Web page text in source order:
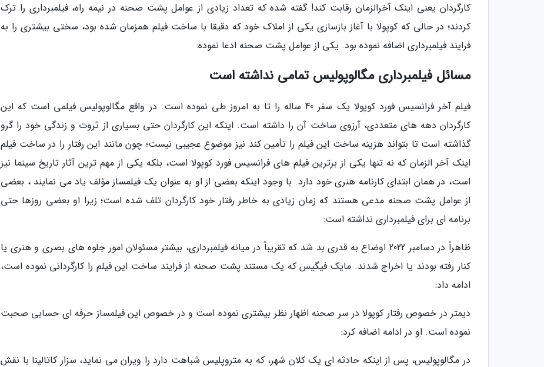
کارگردان یعنی اینک آخرالزمان رقابت کند! گفته شده که تعداد زیادی از عوامل پشت صحنه در نیمه راه، فیلمبرداری را ترک
کردند؛ در حالی که کوپولا با آغاز بازسازی یکی از املاک خود که دقیقا با ساخت فیلم همزمان شده بود، سختی بیشتری را به
فرایند فیلمبرداری اضافه نموده بود. یکی از عوامل پشت صحنه ادعا نموده:
مسائل فیلمبرداری مگالوپولیس تمامی نداشته است
فیلم آخر فرانسیس فورد کوپولا یک سفر 40 ساله را تا به امروز طی نموده است. در واقع مگالوپولیس فیلمی است که این
کارگردان دهه های متعددی، آرزوی ساخت آن را داشته است. اینکه این کارگردان حتی بسیاری از ثروت و زندگی خود را گرو
گذاشته است تا بتواند هزینه ساخت این فیلم را تأمین کند نیز موضوع عجیبی نیست؛ چون مانند این رفتار را در ساخت فیلم
اینک آخر الزمان که نه تنها یکی از برترین فیلم های فرانسیس فورد کوپولا است، بلکه یکی از مهم ترین آثار تاریخ سینما نیز
است، در همان ابتدای کارنامه هنری خود دارد. با وجود اینکه بعضی از او به عنوان یک فیلمساز مؤلف یاد می نمایند ، بعضی
از عوامل پشت صحنه مدعی هستند که زمان زیادی به خاطر رفتار خود کارگردان تلف شده است؛ زیرا او بعضی روزها حتی
برنامه ای برای فیلمبرداری نداشته است:
ظاهراً در دسامبر 2022 اوضاع به قدری بد شد که تقریباً در میانه فیلمبرداری، بیشتر مسئولان امور جلوه های بصری و هنری یا
کنار رفته بودند یا اخراج شدند. مایک فیگیس که یک مستند پشت صحنه از فرایند ساخت این فیلم را کارگردانی نموده است،
ادامه داد:
دیمتر در خصوص رفتار کوپولا در سر صحنه اظهار نظر بیشتری نموده است و در خصوص این فیلمساز حرفه ای حسابی صحبت
نموده است. او در ادامه اضافه کرد:
در مگالوپولیس، پس از اینکه حادثه ای یک کلان شهر، که به متروپلیس شباهت دارد را ویران می نماید، سزار کاتالینا با نقش